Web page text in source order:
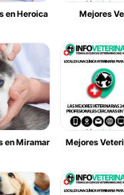
en Heroica
Mejores
en Miramar
Mejores